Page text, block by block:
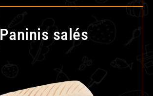
Paninis salés